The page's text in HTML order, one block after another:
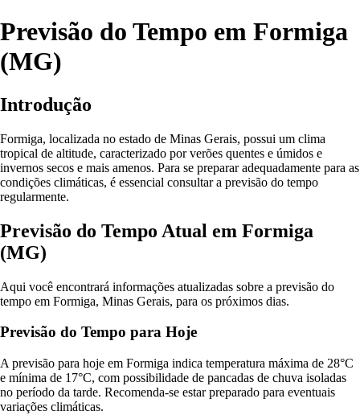
Previsão do Tempo em Formiga
(MG)
Introdução
Formiga, localizada no estado de Minas Gerais, possui um clima
tropical de altitude, caracterizado por verões quentes e úmidos e
invernos secos e mais amenos. Para se preparar adequadamente para as
condições climáticas, é essencial consultar a previsão do tempo
regularmente.
Previsão do Tempo Atual em Formiga
(MG)
Aqui você encontrará informações atualizadas sobre a previsão do
tempo em Formiga, Minas Gerais, para os próximos dias.
Previsão do Tempo para Hoje
A previsão para hoje em Formiga indica temperatura máxima de 28°C
e mínima de 17°C, com possibilidade de pancadas de chuva isoladas
no período da tarde. Recomenda-se estar preparado para eventuais
variações climáticas.